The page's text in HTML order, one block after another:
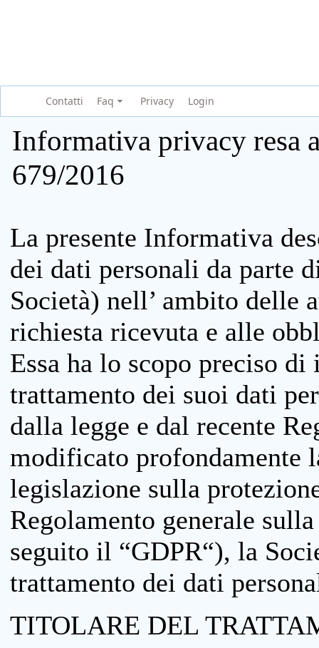
Contatti Faq Privacy Login
Informativa privacy resa
679/2016
La presente Informativa
dei dati personali da parte
Società) nell’ ambito delle
richiesta ricevuta e alle
Essa ha lo scopo preciso
trattamento dei suoi dati
dalla legge e dal recente
modificato profondamente
legislazione sulla
Regolamento generale
seguito il “GDPR“), la
trattamento dei dati
TITOLARE DEL